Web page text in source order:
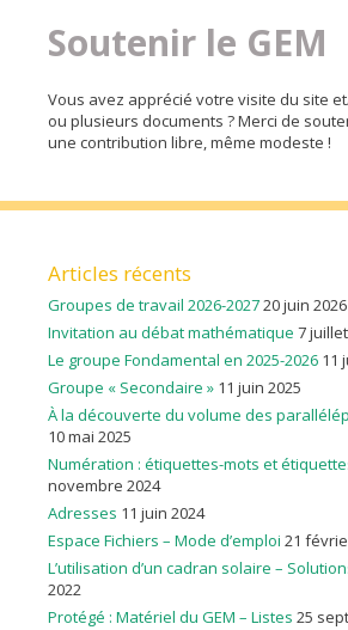
Soutenir le GEM
Vous avez apprécié votre visite du site
ou plusieurs documents ? Merci de
une contribution libre, même modeste !
Articles récents
Groupes de travail 2026-202720 juin 2026
Invitation au débat mathématique 7
Le groupe Fondamental en 2025-2026 11
Groupe « Secondaire » 11 juin 2025
À la découverte du volume des
10 mai 2025
Numération : étiquettes-mots et
novembre 2024
Adresses 11 juin 2024
Espace Fichiers – Mode d’emploi 21
L’utilisation d’un cadran solaire –
2022
Protégé : Matériel du GEM – Listes 25